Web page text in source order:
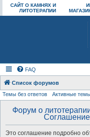
САЙТ О КАМНЯХ И
ЛИТОТЕРАПИИ
FAQ
Список форумов
Темы без ответов Активные
Форум о
Это соглашение подробно